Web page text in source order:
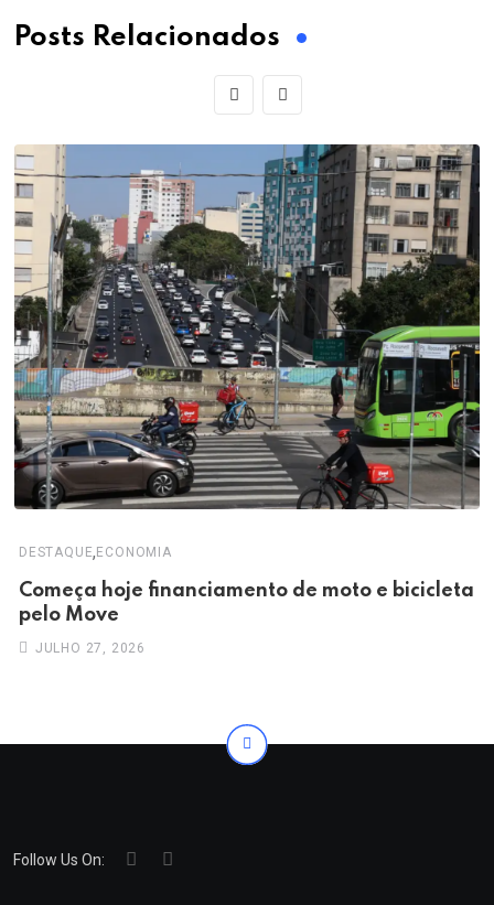
Posts Relacionados
DESTAQUE,ECONOMIA
Começa hoje financiamento de moto e bicicleta
pelo Move
JULHO 27, 2026
Follow Us On: